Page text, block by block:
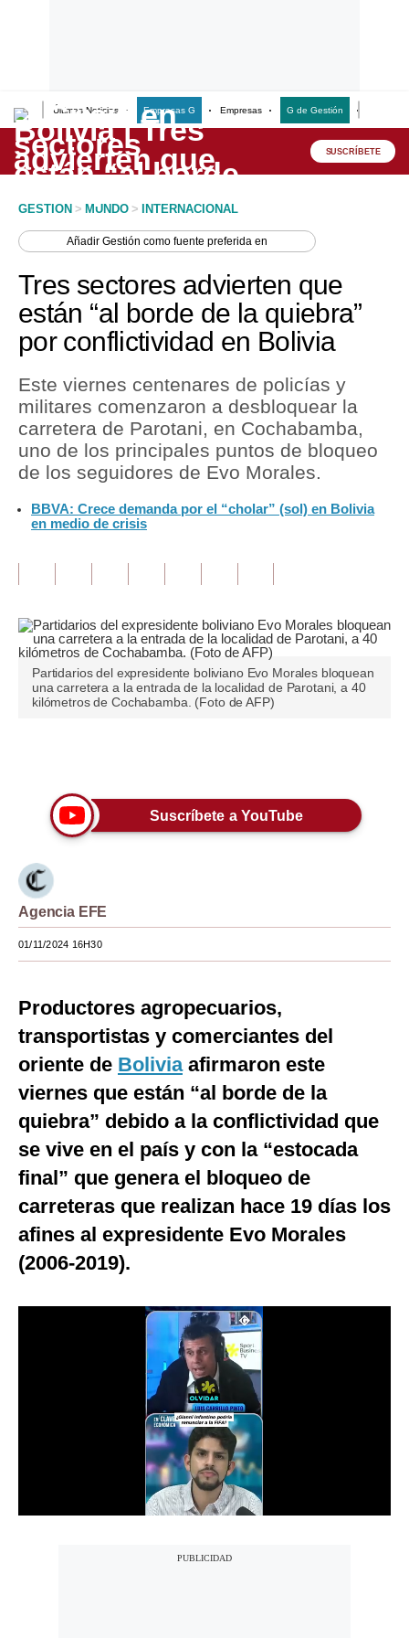
Últimas Noticias Empresas G Empresas G de Gestión
Lo último
Peru Quiosco
Economía
Mercados
Política
Tu Dinero
Finanzas Personales
Inmobiliarias
Opinión
Editorial
Blogs
Viajes
Estilos
Mundo
Internacional
Tecnología
Mix
G de Gestión
Somos?
SUSCRÍBETE
GESTION > MUNDO > INTERNACIONAL
AñadirGestión como fuente preferida en
Tres sectores advierten que
están “al borde de la quiebra”
por conflictividad en Bolivia
Este viernes centenares de policías y
militares comenzaron a desbloquear la
carretera de Parotani, en Cochabamba,
uno de los principales puntos de bloqueo
de los seguidores de Evo Morales.
BBVA: Crece demanda por el “cholar” (sol) en Bolivia
en medio de crisis
Partidarios del expresidente boliviano Evo Morales bloquean
una carretera a la entrada de la localidad de Parotani, a 40
kilómetros de Cochabamba. (Foto de AFP)
Suscríbete a YouTube
Agencia EFE
01/11/2024 16H30
Productores agropecuarios,
transportistas y comerciantes del
oriente de Boliviaafirmaron este
viernes que están “al borde de la
quiebra” debido a la conflictividad que
se vive en el país y con la “estocada
final” que genera el bloqueo de
carreteras que realizan hace 19 días los
afines al expresidente Evo Morales
(2006-2019).